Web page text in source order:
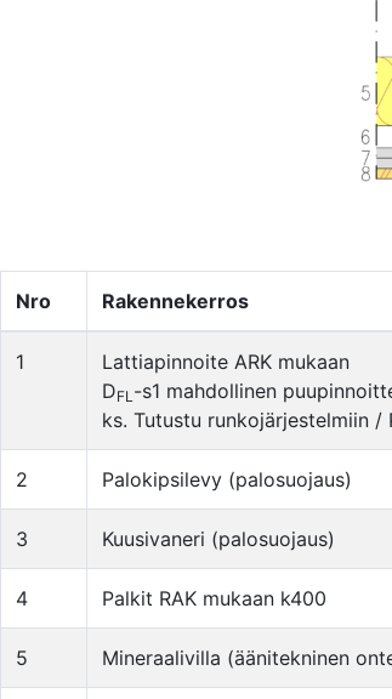
Nro Rakennekerros
1
Lattiapinnoite ARK mukaan
DFL-s1 mahdollinen
ks. Tutustu runkojärjestelmiin /
2 Palokipsilevy (palosuojaus)
3 Kuusivaneri (palosuojaus)
4 Palkit RAK mukaan k400
5 Mineraalivilla (äänitekninen